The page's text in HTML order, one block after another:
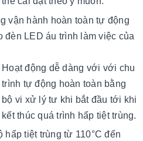
vận hành hoàn toàn tự động
đèn LED áu trình làm việc của
Hoạt động dễ dàng với với chu
trình tự động hoàn toàn bằng
bộ vi xử lý tư khi bắt đầu tới khi
kết thúc quá trình hấp tiệt trùng.
hấp tiệt trùng từ 110°C đến